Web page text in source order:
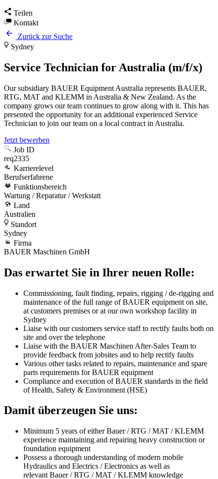
Teilen
Kontakt
Zurück zur Suche
Sydney
Service Technician for Australia (m/f/x)
Our subsidiary BAUER Equipment Australia represents BAUER,
RTG, MAT and KLEMM in Australia & New Zealand. As the
company grows our team continues to grow along with it. This has
presented the opportunity for an additional experienced Service
Technician to join our team on a local contract in Australia.
Jetzt bewerben
Job ID
req2335
Karrierelevel
Berufserfahrene
Funktionsbereich
Wartung / Reparatur / Werkstatt
Land
Australien
Standort
Sydney
Firma
BAUER Maschinen GmbH
Das erwartet Sie in Ihrer neuen Rolle:
Commissioning, fault finding, repairs, rigging / de-rigging and
maintenance of the full range of BAUER equipment on site,
at customers premises or at our own workshop facility in
Sydney
Liaise with our customers service staff to rectify faults both on
site and over the telephone
Liaise with the BAUER Maschinen After-Sales Team to
provide feedback from jobsites and to help rectify faults
Various other tasks related to repairs, maintenance and spare
parts requirements for BAUER equipment
Compliance and execution of BAUER standards in the field
of Health, Safety & Environment (HSE)
Damit überzeugen Sie uns:
Minimum 5 years of either Bauer / RTG / MAT / KLEMM
experience maintaining and repairing heavy construction or
foundation equipment
Possess a thorough understanding of modern mobile
Hydraulics and Electrics / Electronics as well as
relevant Bauer / RTG / MAT / KLEMM knowledge